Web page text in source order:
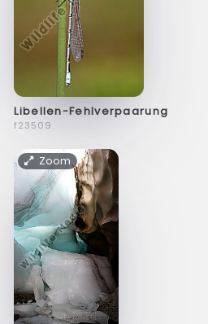
Libellen-Fehlverpaarung
f23509
Zoom